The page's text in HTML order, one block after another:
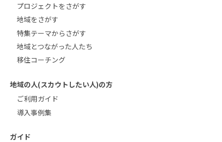
プロジェクトをさがす
地域をさがす
特集テーマからさがす
地域とつながった人たち
移住コーチング
地域の人(スカウトしたい人)の方
ご利用ガイド
導入事例集
ガイド